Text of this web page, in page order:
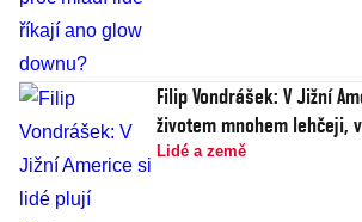
Filip Vondrášek: V Jižní
životem mnohem lehčeji,
Lidé a země